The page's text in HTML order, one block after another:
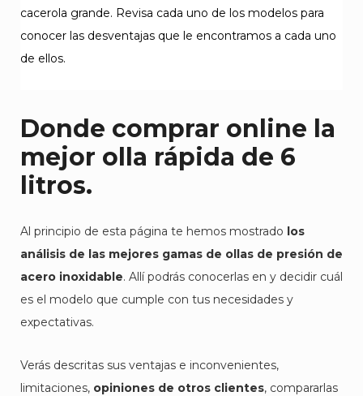
cacerola grande. Revisa cada uno de los modelos para
conocer las desventajas que le encontramos a cada uno
de ellos.
Donde comprar online la
mejor olla rápida de 6
litros.
Al principio de esta página te hemos mostrado los
análisis de las mejores gamas de ollas de presión de
acero inoxidable. Allí podrás conocerlas en y decidir cuál
es el modelo que cumple con tus necesidades y
expectativas.
Verás descritas sus ventajas e inconvenientes,
limitaciones, opiniones de otros clientes, compararlas